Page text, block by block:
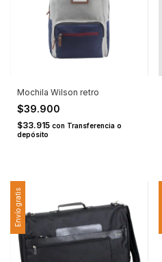
Mochila Wilson retro
$39.900
$33.915 con Transferencia o
depósito
Envío gratis